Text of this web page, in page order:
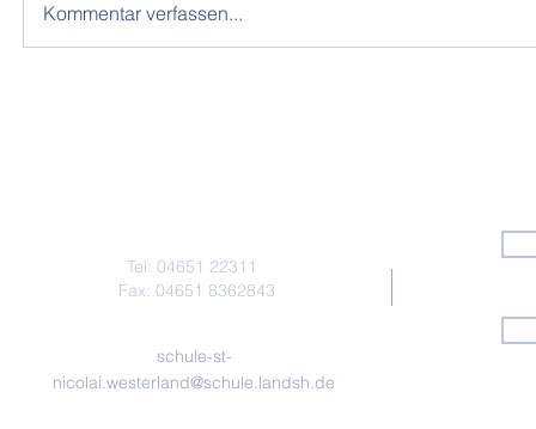
Kommentar verfassen...
Tel: 04651 22311
Fax: 04651 8362843
schule-st-
nicolai.westerland@schule.landsh.de